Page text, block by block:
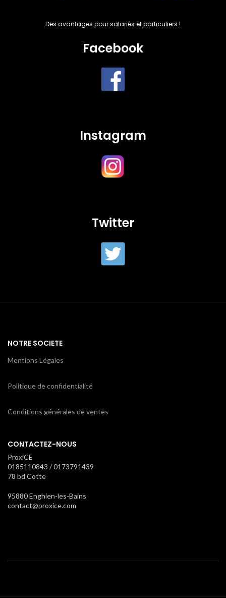
Des avantages pour salariés et particuliers !
Facebook
Instagram
Twitter
NOTRE SOCIETE
Mentions Légales
Politique de confidentialité
Conditions générales de ventes
CONTACTEZ-NOUS
ProxiCE
0185110843 / 0173791439
78 bd Cotte
95880 Enghien-les-Bains
contact@proxice.com